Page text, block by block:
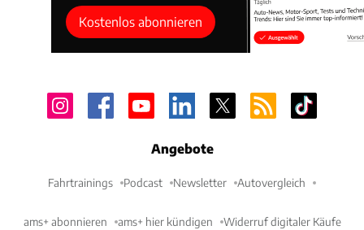
Kostenlos abonnieren
Angebote
Fahrtrainings Podcast Newsletter Autovergleich
ams+ abonnieren ams+ hier kündigen Widerruf digitaler Käufe